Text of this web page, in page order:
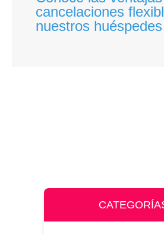
cancelaciones
nuestros huéspedes